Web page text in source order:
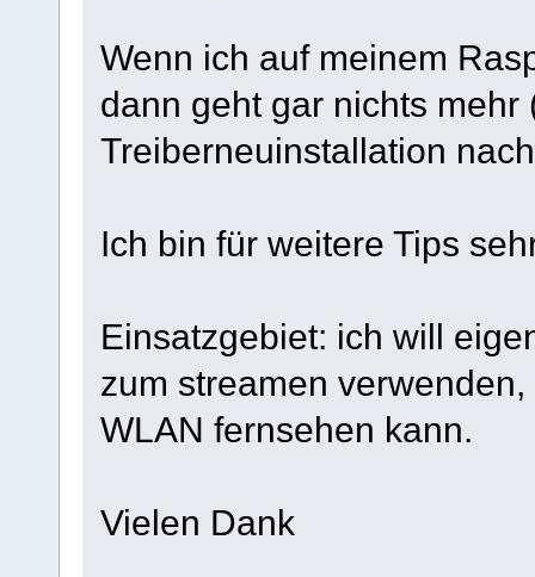
Wenn ich auf meinem
dann geht gar nichts mehr
Treiberneuinstallation
Ich bin für weitere Tips
Einsatzgebiet: ich will
zum streamen
WLAN fernsehen kann.
Vielen Dank